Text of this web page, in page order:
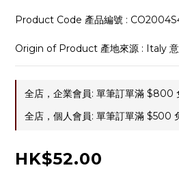
Product Code 產品編號 :
Origin of Product 產地來源 : Italy 意
全店，企業會員: 單筆訂單滿 $800
全店，個人會員: 單筆訂單滿 $500
HK$52.00